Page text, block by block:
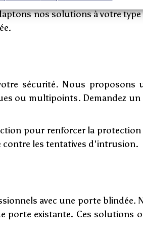
nos solutions à votre
sécurité. Nous proposons
ou multipoints. Demandez
pour renforcer la
contre les tentatives d'intrusion.
avec une porte
existante. Ces solutions